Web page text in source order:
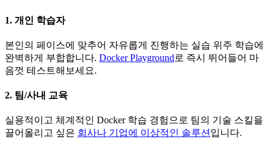
1. 개인 학습자
본인의 페이스에 맞추어 자유롭게 진행하는 실습 위주 학습에
완벽하게 부합합니다. Docker Playground로 즉시 뛰어들어 마
음껏 테스트해보세요.
2. 팀/사내 교육
실용적이고 체계적인 Docker 학습 경험으로 팀의 기술 스킬을
끌어올리고 싶은 회사나 기업에 이상적인 솔루션입니다.